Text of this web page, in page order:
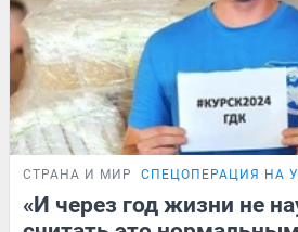
СТРАНА И МИР СПЕЦОПЕРАЦИЯ НА
«И через год жизни не